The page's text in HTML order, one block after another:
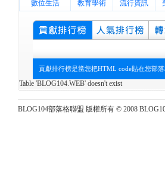
數位生活
教育學術 流行資訊
貢獻排行榜是當您把HTML code貼在您部
Table 'BLOG104.WEB' doesn't exist
BLOG104部落格聯盟 版權所有 © 2008